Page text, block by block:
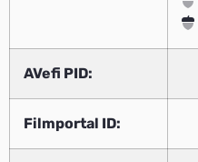
AVefi PID:
Filmportal ID: